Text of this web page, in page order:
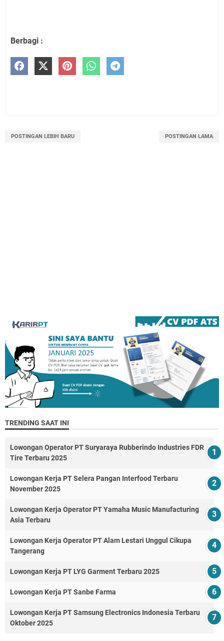
Berbagi :
POSTINGAN LEBIH BARU POSTINGAN LAMA
TRENDING SAAT INI
Lowongan Operator PT Suryaraya Rubberindo Industries FDR
Tire Terbaru 2025
Lowongan Kerja PT Selera Pangan Interfood Terbaru
November 2025
Lowongan Kerja Operator PT Yamaha Music Manufacturing
Asia Terbaru
Lowongan Kerja Operator PT Alam Lestari Unggul Cikupa
Tangerang
Lowongan Kerja PT LYG Garment Terbaru 2025
Lowongan Kerja PT Sanbe Farma
Lowongan Kerja PT Samsung Electronics Indonesia Terbaru
Oktober 2025